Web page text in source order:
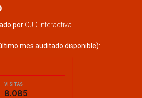
por OJD Interactiva
mes auditado disponible):